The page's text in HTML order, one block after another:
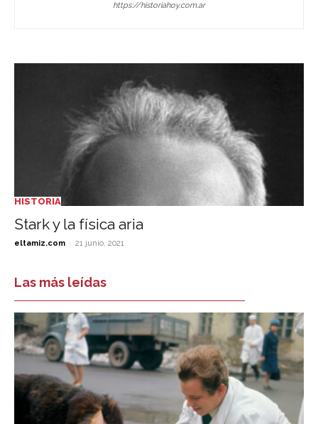
https://historiahoy.com.ar
HISTORIA
Stark y la física aria
eltamiz.com - 21 junio, 2021
Las más leídas